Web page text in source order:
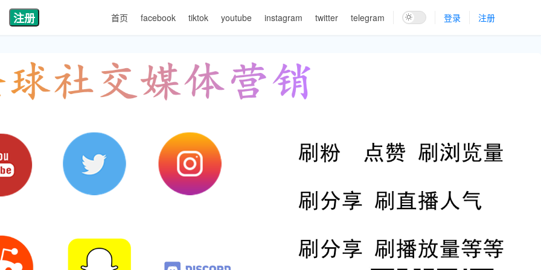
注册 首页 facebook tiktok youtube instagram twitter telegram 登录 注册